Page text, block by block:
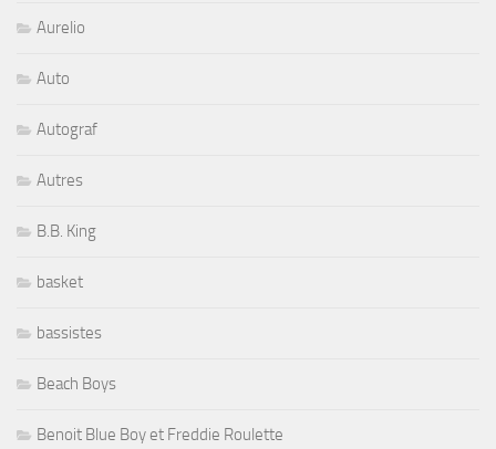
Aurelio
Auto
Autograf
Autres
B.B. King
basket
bassistes
Beach Boys
Benoit Blue Boy et Freddie Roulette